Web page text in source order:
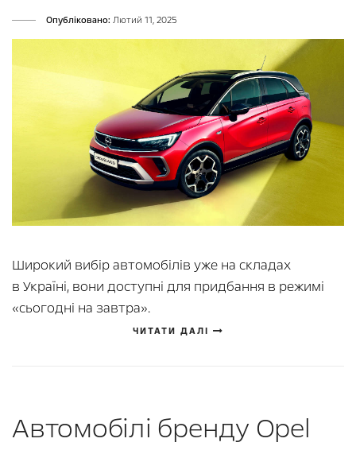
Опубліковано: Лютий 11, 2025
Широкий вибір автомобілів уже на складах
в Україні, вони доступні для придбання в режимі
«сьогодні на завтра».
ЧИТАТИ ДАЛІ
Автомобілі бренду Opel